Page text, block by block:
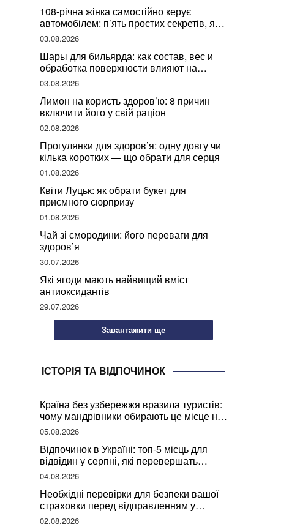
108-річна жінка самостійно керує
автомобілем: п’ять простих секретів, які
допомогли їй дожити до століття
03.08.2026
Шары для бильярда: как состав, вес и
обработка поверхности влияют на
динамику игры
03.08.2026
Лимон на користь здоров’ю: 8 причин
включити його у свій раціон
02.08.2026
Прогулянки для здоров’я: одну довгу чи
кілька коротких — що обрати для серця
01.08.2026
Квіти Луцьк: як обрати букет для
приємного сюрпризу
01.08.2026
Чай зі смородини: його переваги для
здоров’я
30.07.2026
Які ягоди мають найвищий вміст
антиоксидантів
29.07.2026
Завантажити ще
ІСТОРІЯ ТА ВІДПОЧИНОК
Країна без узбережжя вразила туристів:
чому мандрівники обирають це місце на
відпочинок
05.08.2026
Відпочинок в Україні: топ-5 місць для
відвідин у серпні, які перевершать
закордонні враження
04.08.2026
Необхідні перевірки для безпеки вашої
страховки перед відправленням у
подорож
02.08.2026